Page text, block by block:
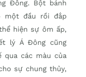
Đông. Bột bánh
một đầu rồi đắp
hiện sự ôm ấp,
lý Á Đông cũng
các màu của
sự chung thủy,